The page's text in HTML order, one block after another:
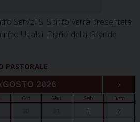
Servizi S. Spirito verrà presentata
Ubaldi. Diario della Grande
PASTORALE
2026 ›
Gio Ven Sab Dom
1 2